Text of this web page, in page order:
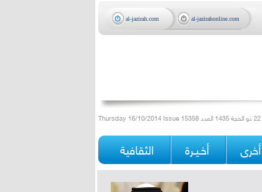
al-jazirah.com al-jazirahonline.com
أخرى أخـيـرة الثقافية